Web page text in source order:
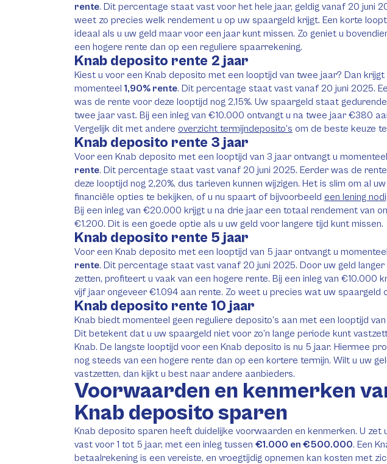
rente. Dit percentage staat vast voor het hele jaar, geldig vanaf 20 juni
weet zo precies welk rendement u op uw spaargeld krijgt. Een korte
ideaal als u uw geld maar voor een jaar kunt missen. Zo geniet u
een hogere rente dan op een reguliere spaarrekening.
Knab deposito rente 2 jaar
Kiest u voor een Knab deposito met een looptijd van twee jaar? Dan krijgt
momenteel 1,90% rente. Dit percentage staat vast vanaf 20 juni 2025.
was de rente voor deze looptijd nog 2,15%. Uw spaargeld staat
twee jaar vast. Bij een inleg van €10.000 ontvangt u na twee jaar €380
Vergelijk dit met andere overzicht termijndeposito’s om de beste keuze
Knab deposito rente 3 jaar
Voor een Knab deposito met een looptijd van 3 jaar ontvangt u momenteel
rente. Dit percentage staat vast vanaf 20 juni 2025. Eerder was de
deze looptijd nog 2,20%, dus tarieven kunnen wijzigen. Het is slim om al uw
financiële opties te bekijken, of u nu spaart of bijvoorbeeld een lening
Bij een inleg van €20.000 krijgt u na drie jaar een totaal rendement van
€1.200. Dit is een goede optie als u uw geld voor langere tijd kunt missen.
Knab deposito rente 5 jaar
Voor een Knab deposito met een looptijd van 5 jaar ontvangt u momenteel
rente. Dit percentage staat vast vanaf 20 juni 2025. Door uw geld langer
zetten, profiteert u vaak van een hogere rente. Bij een inleg van €10.000
vijf jaar ongeveer €1.094 aan rente. Zo weet u precies wat uw spaargeld
Knab deposito rente 10 jaar
Knab biedt momenteel geen reguliere deposito’s aan met een looptijd van
Dit betekent dat u uw spaargeld niet voor zo’n lange periode kunt
Knab. De langste looptijd voor een Knab deposito is nu 5 jaar. Hiermee
nog steeds van een hogere rente dan op een kortere termijn. Wilt u uw
vastzetten, dan kijkt u best naar andere aanbieders.
Voorwaarden en kenmerken
Knab deposito sparen
Knab deposito sparen heeft duidelijke voorwaarden en kenmerken. U zet
vast voor 1 tot 5 jaar, met een inleg tussen €1.000 en €500.000. Een
betaalrekening is een vereiste, en vroegtijdig opnemen kan kosten met